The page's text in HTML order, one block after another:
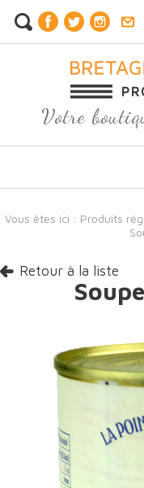
Votre
Vous êtes ici : Produits
Retour à la liste